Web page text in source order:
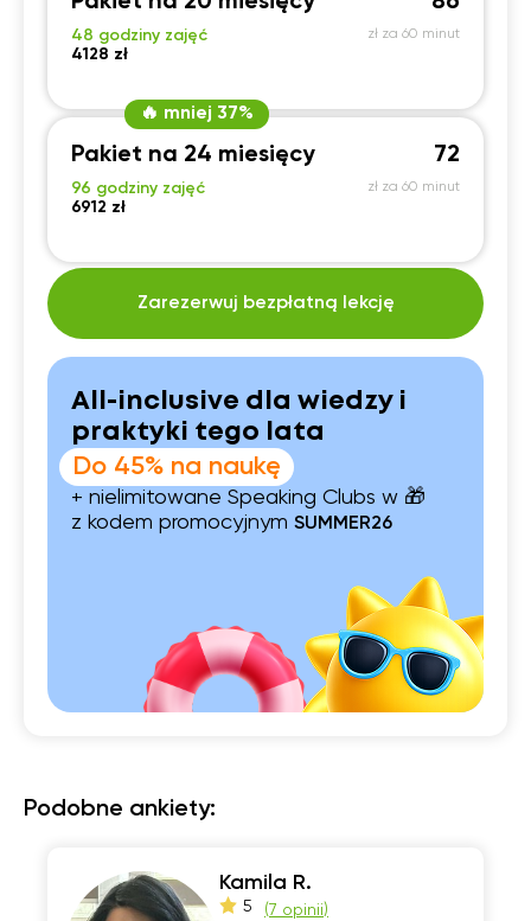
48 godziny zajęć
4128 zł
zł za 60 minut
🔥 mniej 37%
Pakiet na 24 miesięcy
96 godziny zajęć
6912 zł
72
zł za 60 minut
Zarezerwuj bezpłatną lekcję
All-inclusive dla wiedzy i
praktyki tego lata
Do 45% na naukę
+ nielimitowane Speaking Clubs w 🎁
z kodem promocyjnym SUMMER26
Podobne ankiety:
Kamila R.
5 (7 opinii)